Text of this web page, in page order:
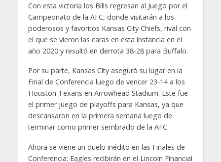
Con esta victoria los Bills regresan al Juego por el
Campeonato de la AFC, donde visitarán a los
poderosos y favoritos Kansas City Chiefs, rival con
el que se vieron las caras en esta instancia en el
año 2020 y resultó en derrota 38-28 para Buffalo.
Por su parte, Kansas City aseguró su lugar en la
Final de Conferencia luego de vencer 23-14 a los
Houston Texans en Arrowhead Stadium. Este fue
el primer juego de playoffs para Kansas, ya que
descansaron en la primera semana luego de
terminar como primer sembrado de la AFC.
Ahora se viene un duelo inédito en las Finales de
Conferencia: Eagles recibirán en el Lincoln Financial